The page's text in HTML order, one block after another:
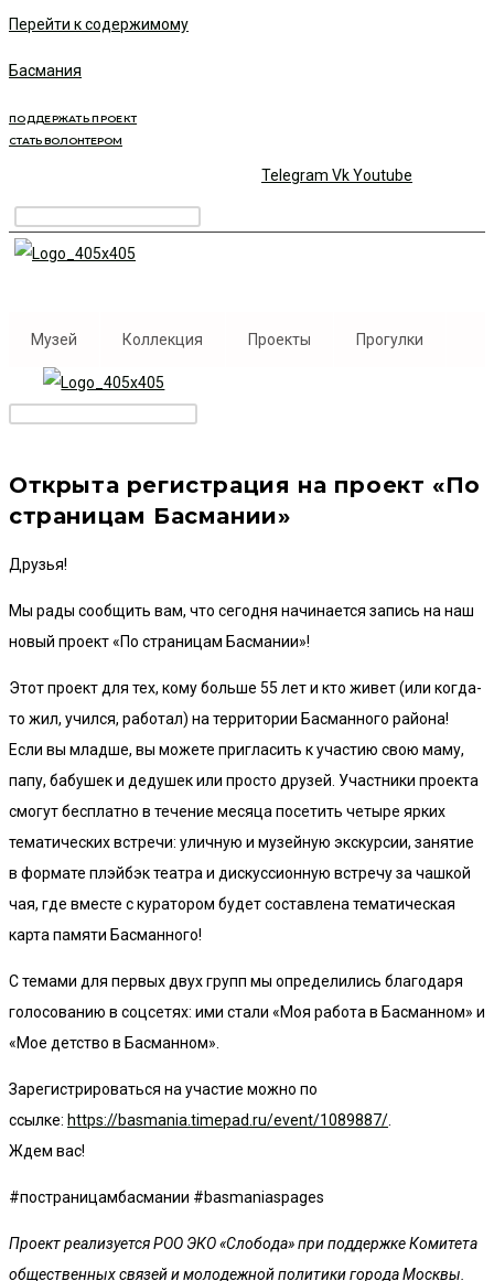
Перейти к содержимому
Басмания
ПОДДЕРЖАТЬ ПРОЕКТ
СТАТЬ ВОЛОНТЕРОМ
Telegram VkYoutube
Музей Коллекция Проекты Прогулки
Открыта регистрация на проект «По
страницам Басмании»
Друзья!
Мы рады сообщить вам, что сегодня начинается запись на наш
новый проект «По страницам Басмании»!
Этот проект для тех, кому больше 55 лет и кто живет (или когда-
то жил, учился, работал) на территории Басманного района!
Если вы младше, вы можете пригласить к участию свою маму,
папу, бабушек и дедушек или просто друзей. Участники проекта
смогут бесплатно в течение месяца посетить четыре ярких
тематических встречи: уличную и музейную экскурсии, занятие
в формате плэйбэк театра и дискуссионную встречу за чашкой
чая, где вместе с куратором будет составлена тематическая
карта памяти Басманного!
С темами для первых двух групп мы определились благодаря
голосованию в соцсетях: ими стали «Моя работа в Басманном» и
«Мое детство в Басманном».
Зарегистрироваться на участие можно по
ссылке: https://basmania.timepad.ru/event/1089887/
Ждем вас!
#постраницамбасмании #basmaniaspages
Проект реализуется РОО ЭКО «Слобода» при поддержке Комитета
общественных связей и молодежной политики города Москвы.